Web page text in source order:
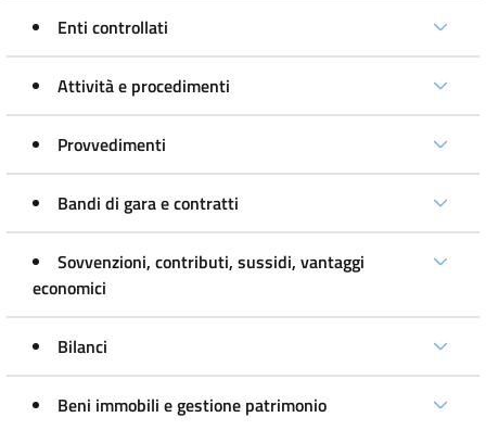
Enti controllati
Attività e procedimenti
Provvedimenti
Bandi di gara e contratti
Sovvenzioni, contributi, sussidi, vantaggi
economici
Bilanci
Beni immobili e gestione patrimonio